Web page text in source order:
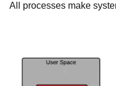
All processes make